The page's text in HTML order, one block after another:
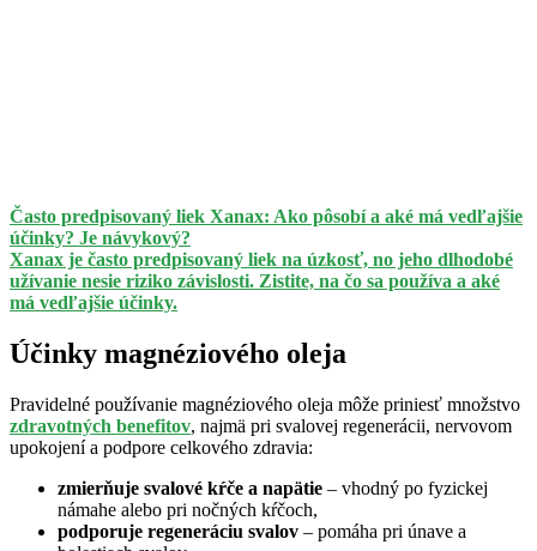
Často predpisovaný liek Xanax: Ako pôsobí a aké má vedľajšie
účinky? Je návykový?
Xanax je často predpisovaný liek na úzkosť, no jeho dlhodobé
užívanie nesie riziko závislosti. Zistite, na čo sa používa a aké
má vedľajšie účinky.
Účinky magnéziového oleja
Pravidelné používanie magnéziového oleja môže priniesť množstvo
zdravotných benefitov, najmä pri svalovej regenerácii, nervovom
upokojení a podpore celkového zdravia:
zmierňuje svalové kŕče a napätie – vhodný po fyzickej
námahe alebo pri nočných kŕčoch,
podporuje regeneráciu svalov – pomáha pri únave a